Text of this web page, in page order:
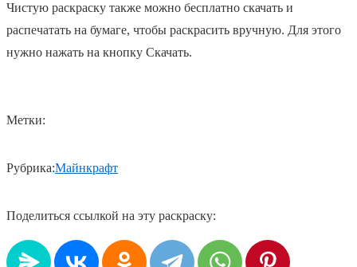
Чистую раскраску также можно бесплатно скачать и
распечатать на бумаге, чтобы раскрасить вручную. Для этого
нужно нажать на кнопку Скачать.
Метки:
Рубрика:Майнкрафт
Поделиться ссылкой на эту раскраску: